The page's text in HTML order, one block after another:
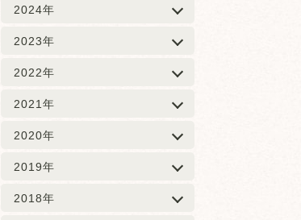
2024年
2023年
2022年
2021年
2020年
2019年
2018年